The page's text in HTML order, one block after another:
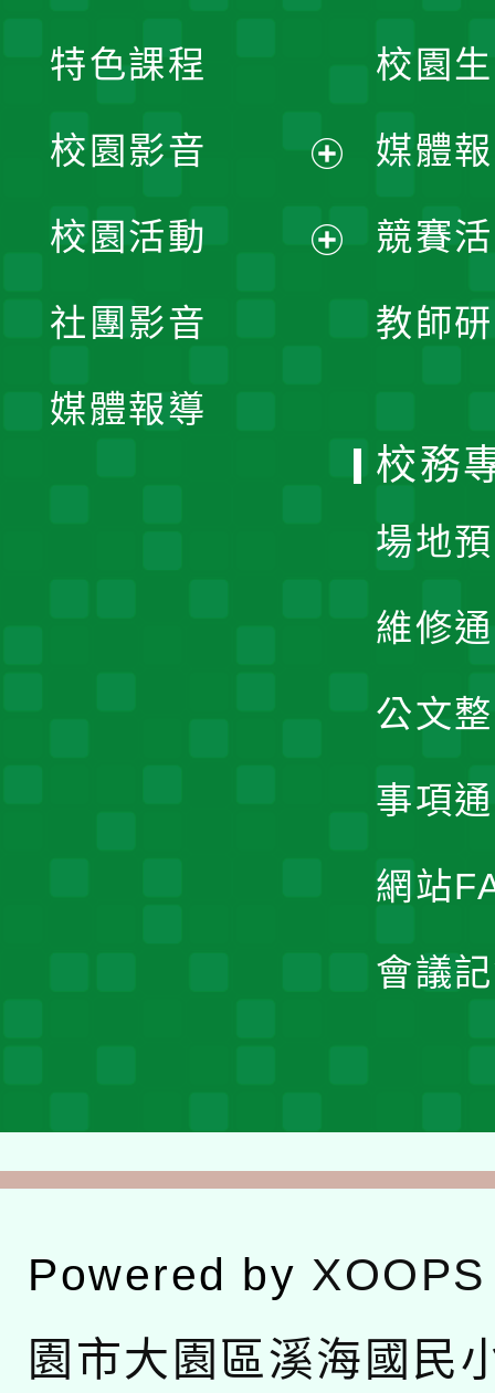
校園
媒體
競賽
教師
特色課程
校園影音
開
校園活動
社團影音
媒體報導
校務
場地
維修
公文
事項
網站
會議
Powered by XOOPS
園市大園區溪海國民